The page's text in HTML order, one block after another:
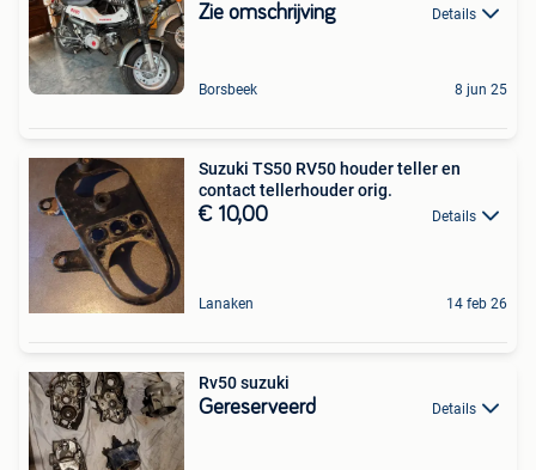
Zie omschrijving Details
Borsbeek 8 jun 25
Suzuki TS50 RV50 houder teller en
contact tellerhouder orig.
€ 10,00 Details
Lanaken 14 feb 26
Rv50 suzuki
Gereserveerd Details